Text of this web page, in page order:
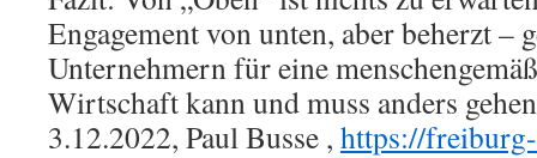
Engagement von unten, aber beherzt –
Unternehmern für eine
Wirtschaft kann und muss anders
3.12.2022, Paul Busse , https://